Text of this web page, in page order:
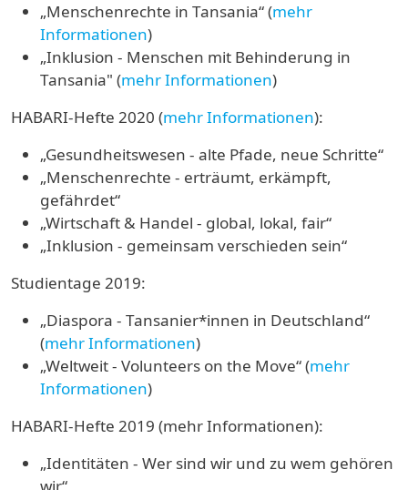
„Menschenrechte in Tansania“ (mehr
Informationen)
„Inklusion - Menschen mit Behinderung in
Tansania" (mehr Informationen)
HABARI-Hefte 2020 (mehr Informationen):
„Gesundheitswesen - alte Pfade, neue Schritte“
„Menschenrechte - erträumt, erkämpft,
gefährdet“
„Wirtschaft & Handel - global, lokal, fair“
„Inklusion - gemeinsam verschieden sein“
Studientage 2019:
„Diaspora - Tansanier*innen in Deutschland“
(mehr Informationen)
„Weltweit - Volunteers on the Move“ (mehr
Informationen)
HABARI-Hefte 2019 (mehr Informationen):
„Identitäten - Wer sind wir und zu wem gehören